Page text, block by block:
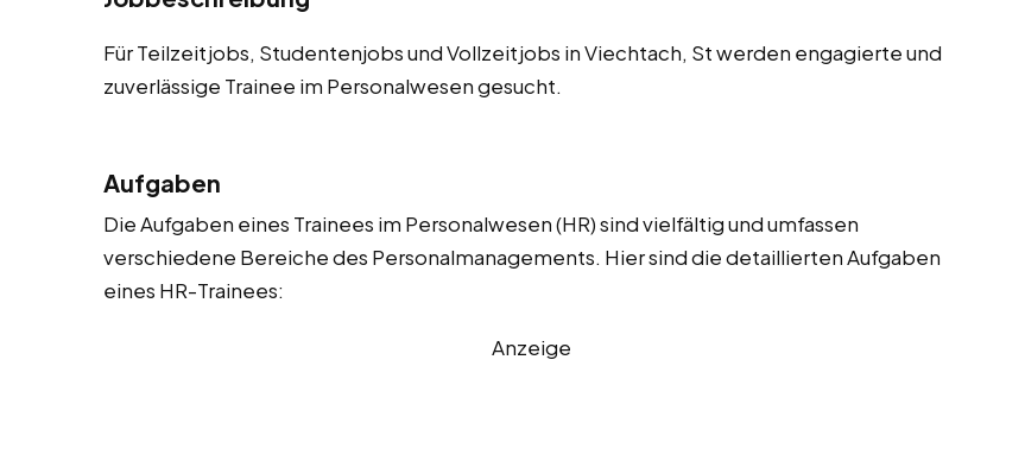
Für Teilzeitjobs, Studentenjobs und Vollzeitjobs in Viechtach, St werden engagierte und
zuverlässige Trainee im Personalwesen gesucht.
Aufgaben
Die Aufgaben eines Trainees im Personalwesen (HR) sind vielfältig und umfassen
verschiedene Bereiche des Personalmanagements. Hier sind die detaillierten Aufgaben
eines HR-Trainees:
Anzeige